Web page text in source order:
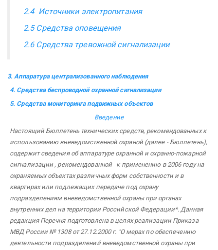
2.4 Источники электропитания
2.5 Средства оповещения
2.6 Средства тревожной сигнализации
3. Аппаратура централизованного наблюдения
4. Средства беспроводной охранной сигнализации
5. Средства мониторинга подвижных объектов
Введение
Настоящий Бюллетень технических средств, рекомендованных к
использованию вневедомственной охраной (далее - Бюллетень),
содержит сведения об аппаратуре охранной и охранно-пожарной
сигнализации , рекомендованной к применению в 2006 году на
охраняемых объектах различных форм собственности и в
квартирах или подлежащих передаче под охрану
подразделениям вневедомственной охраны при органах
внутренних дел на территории Российской Федерации*. Данная
редакция Перечня подготовлена в целях реализации Приказа
МВД России № 1308 от 27.12.2000 г. "О мерах по обеспечению
деятельности подразделений вневедомственной охраны при